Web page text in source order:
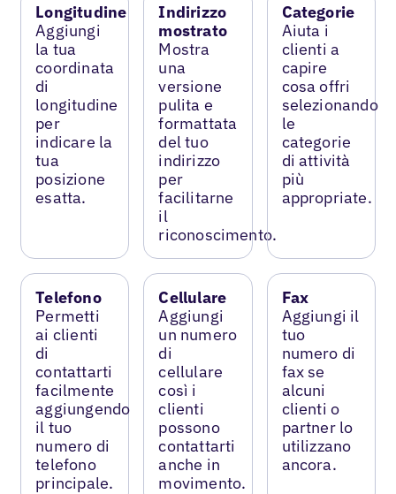
Longitudine
Aggiungi
la tua
coordinata
di
longitudine
per
indicare la
tua
posizione
esatta.
Indirizzo
mostrato
Mostra
una
versione
pulita e
formattata
del tuo
indirizzo
per
facilitarne
il
riconoscimento.
Categorie
Aiuta i
clienti a
capire
cosa offri
selezionando
le
categorie
di attività
più
appropriate.
Telefono
Permetti
ai clienti
di
contattarti
facilmente
aggiungendo
il tuo
numero di
telefono
principale.
Cellulare
Aggiungi
un numero
di
cellulare
così i
clienti
possono
contattarti
anche in
movimento.
Fax
Aggiungi il
tuo
numero di
fax se
alcuni
clienti o
partner lo
utilizzano
ancora.